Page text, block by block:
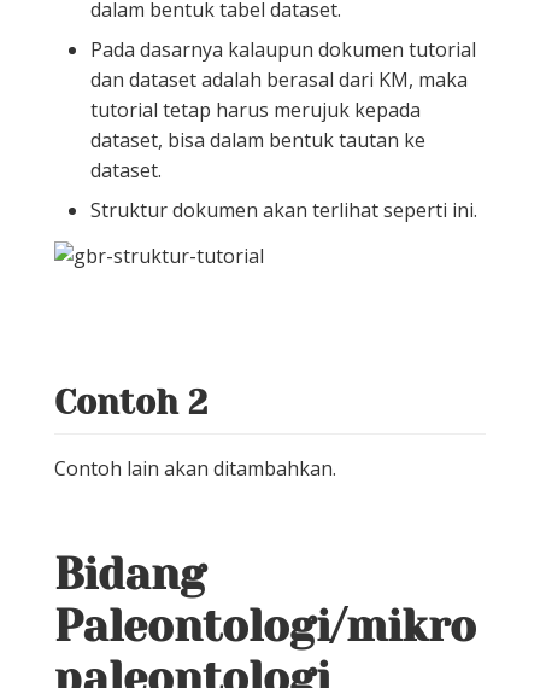
dalam bentuk tabel dataset.
Pada dasarnya kalaupun dokumen tutorial
dan dataset adalah berasal dari KM, maka
tutorial tetap harus merujuk kepada
dataset, bisa dalam bentuk tautan ke
dataset.
Struktur dokumen akan terlihat seperti ini.
Contoh 2
Contoh lain akan ditambahkan.
Bidang
Paleontologi/mikro